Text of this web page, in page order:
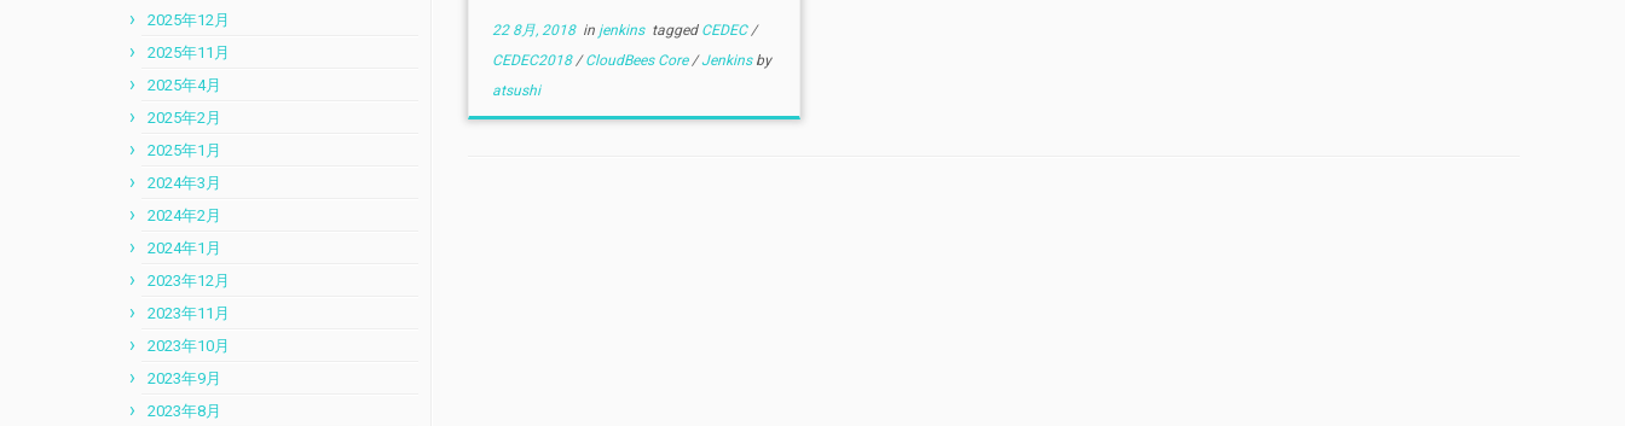
2025年12月
2025年11月
2025年4月
2025年2月
2025年1月
2024年3月
2024年2月
2024年1月
2023年12月
2023年11月
2023年10月
2023年9月
2023年8月
22 8月, 2018in jenkins tagged CEDEC/
CEDEC2018/CloudBees Core/Jenkins by
atsushi